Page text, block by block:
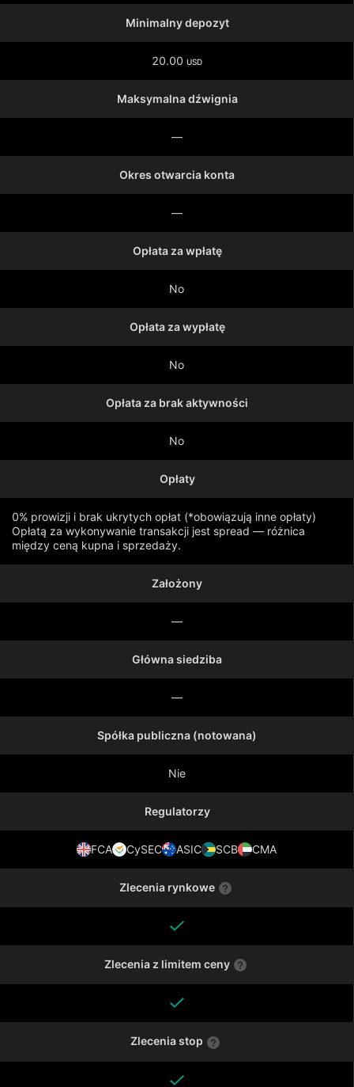
Minimalny depozyt
20.00 USD
Maksymalna dźwignia
—
Okres otwarcia konta
—
Opłata za wpłatę
No
Opłata za wypłatę
No
Opłata za brak aktywności
No
Opłaty
0% prowizji i brak ukrytych opłat (*obowiązują inne opłaty)
Opłatą za wykonywanie transakcji jest spread — różnica
między ceną kupna i sprzedaży.
Założony
—
Główna siedziba
—
Spółka publiczna (notowana)
Nie
Regulatorzy
FCA CySEC ASIC SCB CMA
Zlecenia rynkowe
Zlecenia z limitem ceny
Zlecenia stop